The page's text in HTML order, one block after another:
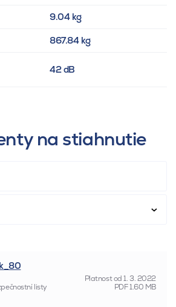
9.04 kg
867.84 kg
42 dB
na stiahnutie
Platnost od1. 3. 2022
listy
PDF1.60 MB